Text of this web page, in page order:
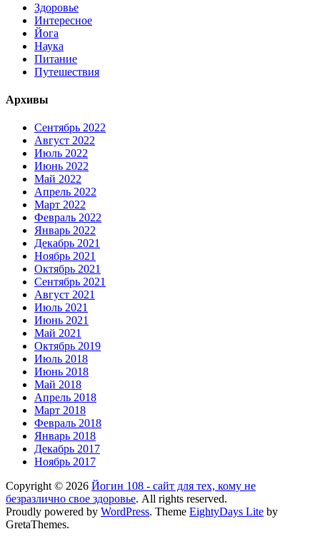
Здоровье
Интересное
Йога
Наука
Питание
Путешествия
Архивы
Сентябрь 2022
Август 2022
Июль 2022
Июнь 2022
Май 2022
Апрель 2022
Март 2022
Февраль 2022
Январь 2022
Декабрь 2021
Ноябрь 2021
Октябрь 2021
Сентябрь 2021
Август 2021
Июль 2021
Июнь 2021
Май 2021
Октябрь 2019
Июль 2018
Июнь 2018
Май 2018
Апрель 2018
Март 2018
Февраль 2018
Январь 2018
Декабрь 2017
Ноябрь 2017
Copyright © 2026 Йогин 108 - сайт для тех, кому не
безразлично свое здоровье. All rights reserved.
Proudly powered by WordPress. Theme EightyDays Lite by
GretaThemes.